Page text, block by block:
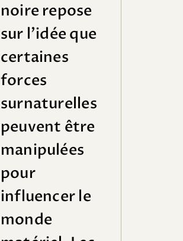
noire repose
sur l’idée que
certaines
forces
surnaturelles
peuvent être
manipulées
pour
influencer le
monde